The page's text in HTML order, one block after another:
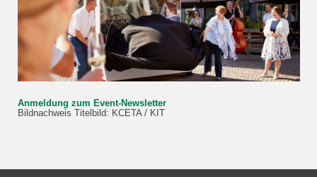
Anmeldung zum Event-Newsletter
Bildnachweis Titelbild: KCETA / KIT